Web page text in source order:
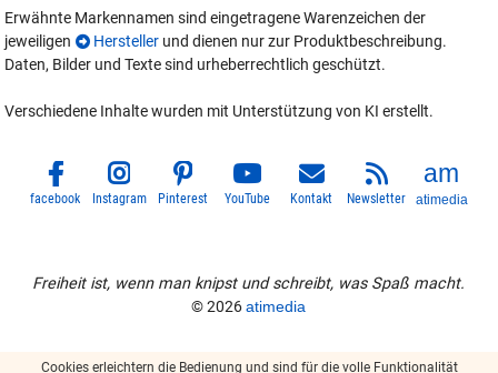
Erwähnte Markennamen sind eingetragene Warenzeichen der
jeweiligen
Hersteller und dienen nur zur Produktbeschreibung.
Daten, Bilder und Texte sind urheberrechtlich geschützt.
Verschiedene Inhalte wurden mit Unterstützung von KI erstellt.
facebook Instagram Pinterest YouTube Kontakt Newsletter atimedia
Freiheit ist, wenn man knipst und schreibt, was Spaß macht.
© 2026atimedia
Cookies erleichtern die Bedienung und sind für die volle Funktionalität